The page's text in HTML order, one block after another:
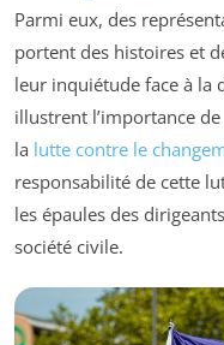
Parmi eux, des
portent des histoires et
leur inquiétude face à la
illustrent l’importance de
la lutte contre le
responsabilité de cette
les épaules des
société civile.